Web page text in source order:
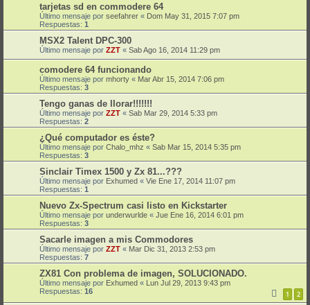
tarjetas sd en commodere 64
Último mensaje por seefahrer « Dom May 31, 2015 7:07 pm
Respuestas: 1
MSX2 Talent DPC-300
Último mensaje por ZZT « Sab Ago 16, 2014 11:29 pm
comodere 64 funcionando
Último mensaje por mhorty « Mar Abr 15, 2014 7:06 pm
Respuestas: 3
Tengo ganas de llorar!!!!!!!
Último mensaje por ZZT « Sab Mar 29, 2014 5:33 pm
Respuestas: 2
¿Qué computador es éste?
Último mensaje por Chalo_mhz « Sab Mar 15, 2014 5:35 pm
Respuestas: 3
Sinclair Timex 1500 y Zx 81...???
Último mensaje por Exhumed « Vie Ene 17, 2014 11:07 pm
Respuestas: 1
Nuevo Zx-Spectrum casi listo en Kickstarter
Último mensaje por underwurlde « Jue Ene 16, 2014 6:01 pm
Respuestas: 3
Sacarle imagen a mis Commodores
Último mensaje por ZZT « Mar Dic 31, 2013 2:53 pm
Respuestas: 7
ZX81 Con problema de imagen, SOLUCIONADO.
Último mensaje por Exhumed « Lun Jul 29, 2013 9:43 pm
Respuestas: 16 1 2